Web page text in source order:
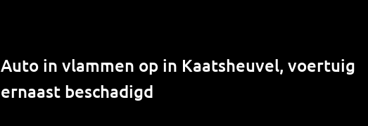
Auto in vlammen op in Kaatsheuvel, voertuig
ernaast beschadigd